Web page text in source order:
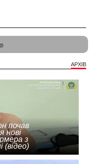
.
АРХІВ
почав
нові
з
(відео)